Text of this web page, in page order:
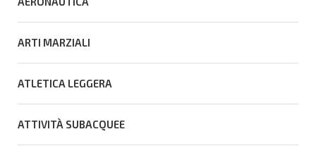
ARTI MARZIALI
ATLETICA LEGGERA
ATTIVITÀ SUBACQUEE